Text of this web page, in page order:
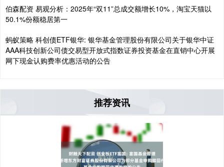
伯森配资 易观分析：2025年“双11”总成交额增长10%，淘宝天猫以
50.1%份额稳居第一
蚂蚁策略 科创债ETF银华: 银华基金管理股份有限公司关于银华中证
AAA科技创新公司债交易型开放式指数证券投资基金在直销中心开展
网下现金认购费率优惠活动的公告
推荐资讯